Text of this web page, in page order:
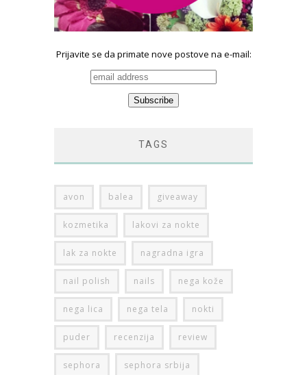
Prijavite se da primate nove postove na e-mail:
TAGS
avon balea giveaway
kozmetika lakovi za nokte
lak za nokte nagradna igra
nail polish nails nega kože
nega lica nega tela nokti
puder recenzija review
sephora sephora srbija